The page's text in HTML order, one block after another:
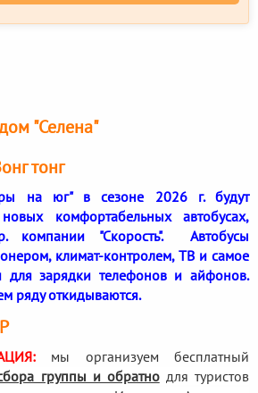
"Селена"
тонг
на юг" в сезоне 2026 г. будут
комфортабельных автобусах,
компании "Скорость". Автобусы
климат-контролем, ТВ и самое
для зарядки телефонов и айфонов.
ряду откидываются.
мы организуем бесплатный
группы и обратнодля туристов